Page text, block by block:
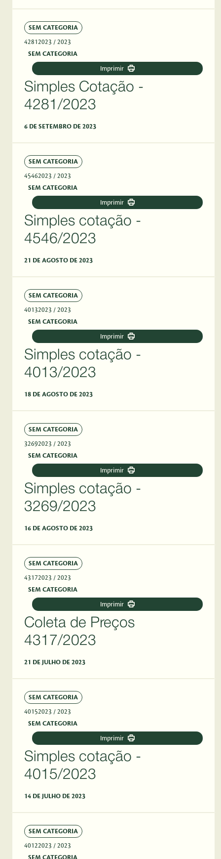
SEM CATEGORIA
42812023 / 2023
SEM CATEGORIA
Imprimir
Simples Cotação -
4281/2023
6 DE SETEMBRO DE 2023
SEM CATEGORIA
45462023 / 2023
SEM CATEGORIA
Imprimir
Simples cotação -
4546/2023
21 DE AGOSTO DE 2023
SEM CATEGORIA
40132023 / 2023
SEM CATEGORIA
Imprimir
Simples cotação -
4013/2023
18 DE AGOSTO DE 2023
SEM CATEGORIA
32692023 / 2023
SEM CATEGORIA
Imprimir
Simples cotação -
3269/2023
16 DE AGOSTO DE 2023
SEM CATEGORIA
43172023 / 2023
SEM CATEGORIA
Imprimir
Coleta de Preços
4317/2023
21 DE JULHO DE 2023
SEM CATEGORIA
40152023 / 2023
SEM CATEGORIA
Imprimir
Simples cotação -
4015/2023
14 DE JULHO DE 2023
SEM CATEGORIA
40122023 / 2023
SEM CATEGORIA